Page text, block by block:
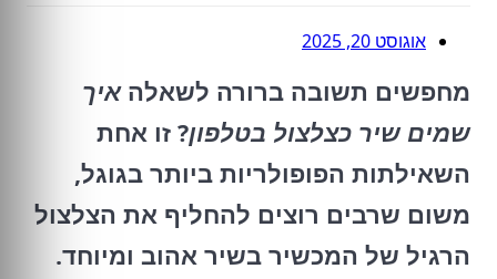
אוגוסט 20, 2025
מחפשים תשובה ברורה לשאלהאיך
שמים שיר כצלצול בטלפון? זו אחת
השאילתות הפופולריות ביותר בגוגל,
משום שרבים רוצים להחליף את הצלצול
הרגיל של המכשיר בשיר אהוב ומיוחד.